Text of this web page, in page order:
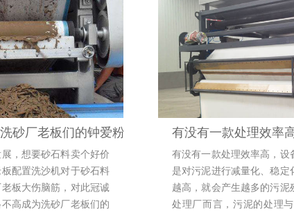
砂厂老板们的钟爱粉
，想要砂石料卖个好价
配置洗沙机对于砂石料
板大伤脑筋，对此冠诚
高成为洗砂厂老板们的
有没有一款处理效率
有没有一款处理效率高，设
是对污泥进行减量化、稳
越高，就会产生越多的污
处理厂而言，污泥的处理